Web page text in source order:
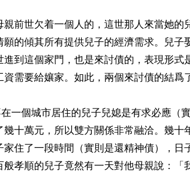
前世欠着一個人的，這世那人來當她的
的傾其所有提供兒子的經濟需求。兒子
到這個家門，也是來討債的，表現形式
需要給孃家。如此，兩個來討債的結爲
一個城市居住的兒子兒媳是有求必應（
幾十萬元，所以雙方關係非常融洽。幾十
住了一段時間（實則是還精神債），日
孝順的兒子竟然有一天對他母親說：「